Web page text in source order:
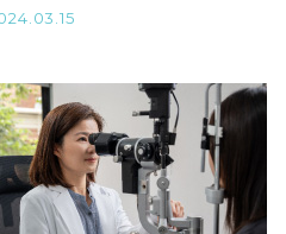
動員，在完成近視雷射手術獲得
。